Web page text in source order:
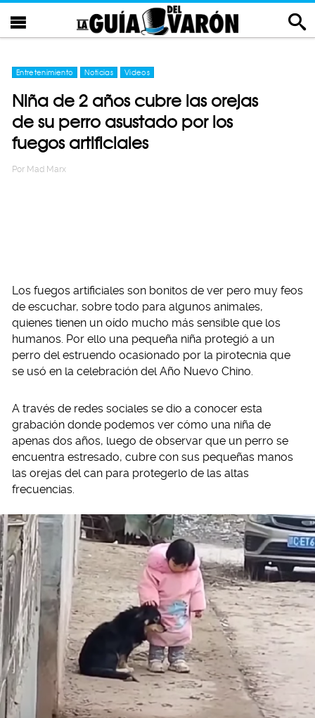
Entretenimiento Noticias Videos
Niña de 2 años cubre las orejas
de su perro asustado por los
fuegos artificiales
Por Mad Marx
Los fuegos artificiales son bonitos de ver pero muy feos
de escuchar, sobre todo para algunos animales,
quienes tienen un oído mucho más sensible que los
humanos. Por ello una pequeña niña protegió a un
perro del estruendo ocasionado por la pirotecnia que
se usó en la celebración del Año Nuevo Chino.
A través de redes sociales se dio a conocer esta
grabación donde podemos ver cómo una niña de
apenas dos años, luego de observar que un perro se
encuentra estresado, cubre con sus pequeñas manos
las orejas del can para protegerlo de las altas
frecuencias.